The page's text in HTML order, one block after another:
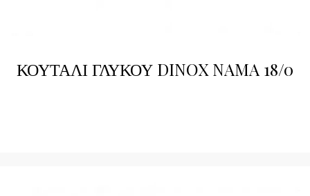
ΚΟΥΤΑΛΙ ΓΛΥΚΟΥ DINOX NAMA 18/0